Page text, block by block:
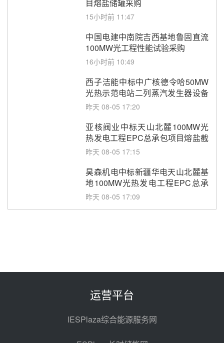
目熔盐储罐采购
15小时前 11:47
中国电建中南院吉西基地鲁固直流
100MW光工程性能试验采购
16小时前 10:49
西子洁能中标中广核德令哈50MW
光热示范电站二列蒸汽发生器设备
采购
昨天 08-05 17:20
亚核阀业中标天山北麓100MW光
热发电工程EPC总承包项目熔盐截
止阀、熔盐三偏心蝶阀采购
昨天 08-05 17:15
昊森机电中标新疆华电天山北麓基
地100MW光热发电工程EPC总承
包项目熔盐介质超声波流量计采购
昨天 08-05 17:09
电机组灵活性改造项目三元液态盐
2026-2029年熔盐介质框架协议
运营平台
IESPlaza综合能源服务网